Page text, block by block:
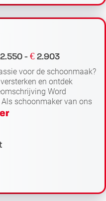
2.550 - € 2.903
voor de schoonmaak?
en ontdek
Word
schoonmaker van ons